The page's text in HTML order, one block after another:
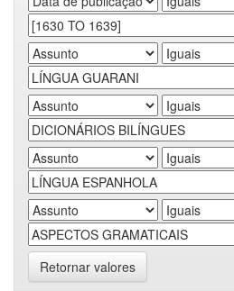
Retornar valores